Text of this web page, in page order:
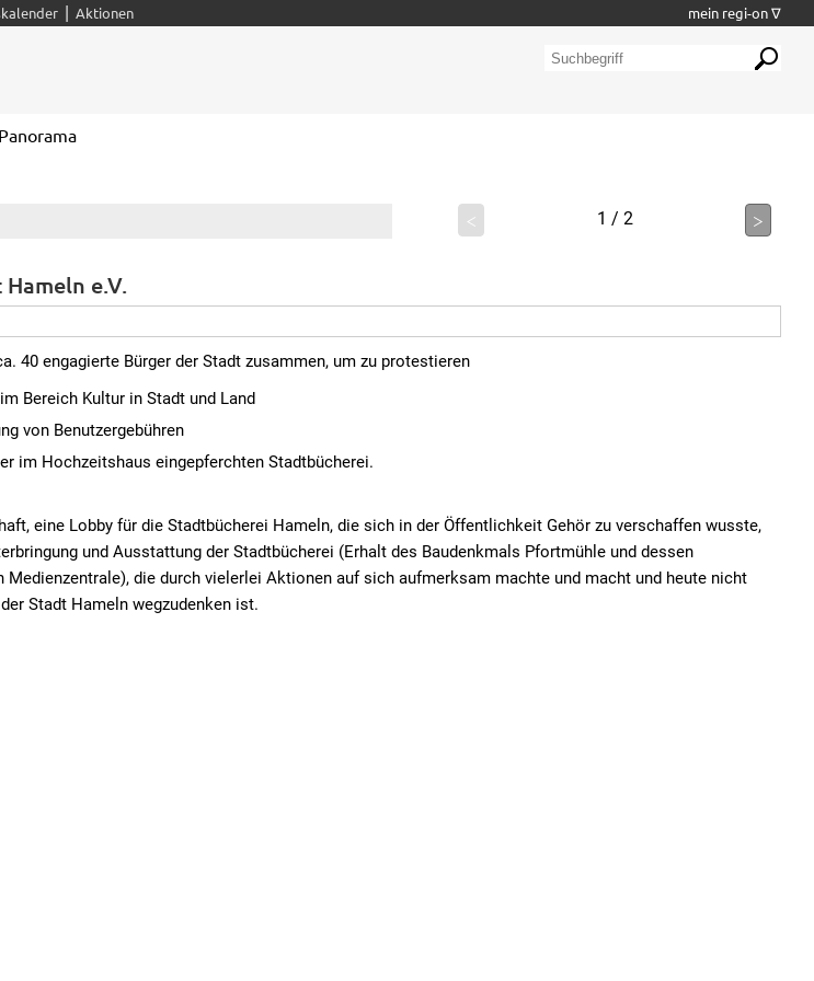
< 1 / 2 >
e.V.
40 engagierte Bürger der Stadt zusammen, um zu protestieren
Bereich Kultur in Stadt und Land
von Benutzergebühren
im Hochzeitshaus eingepferchten Stadtbücherei.
eine Lobby für die Stadtbücherei Hameln, die sich in der Öffentlichkeit Gehör zu verschaffen wusste,
und Ausstattung der Stadtbücherei (Erhalt des Baudenkmals Pfortmühle und dessen
Medienzentrale), die durch vielerlei Aktionen auf sich aufmerksam machte und macht und heute nicht
Stadt Hameln wegzudenken ist.
| Aktionen mein regi-on ∇
Panorama